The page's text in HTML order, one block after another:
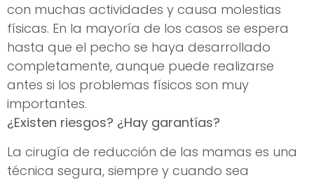
con muchas actividades y causa molestias
físicas. En la mayoría de los casos se espera
hasta que el pecho se haya desarrollado
completamente, aunque puede realizarse
antes si los problemas físicos son muy
importantes.
¿Existen riesgos? ¿Hay garantías?
La cirugía de reducción de las mamas es una
técnica segura, siempre y cuando sea